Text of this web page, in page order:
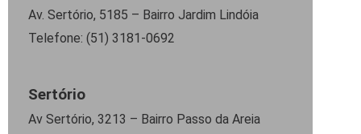
Av. Sertório, 5185 – Bairro Jardim Lindóia
Telefone: (51) 3181-0692
Sertório
Av Sertório, 3213 – Bairro Passo da Areia